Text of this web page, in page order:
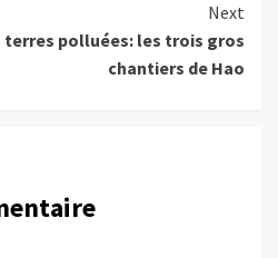
Next
terres polluées: les trois gros
chantiers de Hao